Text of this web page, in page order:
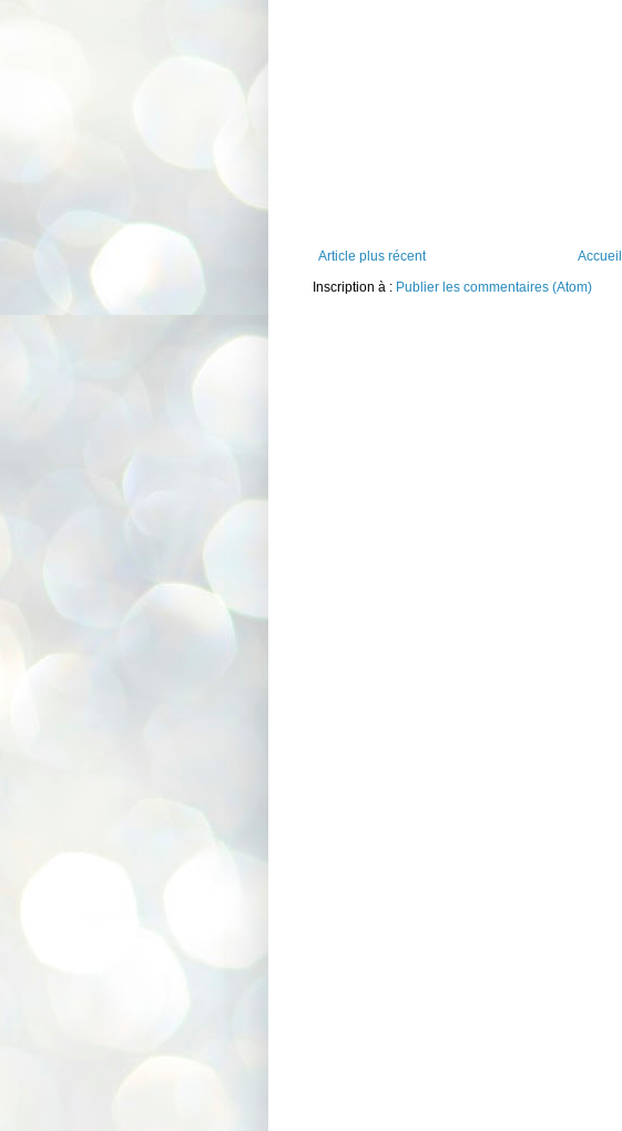
Article plus récent
Accueil
Inscription à : Publier les commentaires (Atom)